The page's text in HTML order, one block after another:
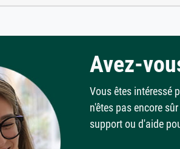
Avez-
Vous êtes intéressé
n'êtes pas encore
support ou d'aide